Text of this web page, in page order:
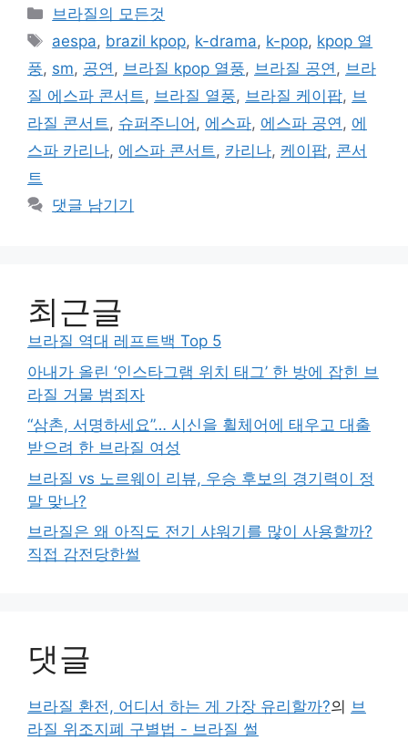
카
테
리
브라질의 모든것
태
그
aespa, brazil kpop, k-drama, k-pop, kpop 열
풍, sm, 공연, 브라질 kpop 열풍, 브라질 공연, 브라
질 에스파 콘서트, 브라질 열풍, 브라질 케이팝, 브
라질 콘서트, 슈퍼주니어 , 에스파, 에스파 공연, 에
스파 카리나, 에스파 콘서트, 카리나, 케이팝, 콘서
트
댓글 남기기
최근글
브라질 역대 레프트백 Top 5
아내가 올린 ‘인스타그램 위치 태그’ 한 방에 잡힌 브
라질 거물 범죄자
“삼촌, 서명하세요”… 시신을 휠체어에 태우고 대출
받으려 한 브라질 여성
브라질 vs 노르웨이 리뷰, 우승 후보의 경기력이 정
말 맞나?
브라질은 왜 아직도 전기 샤워기를 많이 사용할까?
직접 감전당한썰
댓글
브라질 환전, 어디서 하는 게 가장 유리할까?의 브
라질 위조지폐 구별법 - 브라질 썰